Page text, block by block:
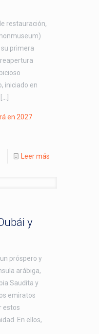
restauración,
primera
iniciado en
en 2027
Leer más
y
próspero y
arábiga,
Saudita y
emiratos
estos
En ellos,